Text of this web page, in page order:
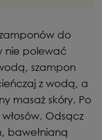
do
nie polewać
szampon
z wodą, a
masaż skóry. Po
Odsącz
bawełnianą